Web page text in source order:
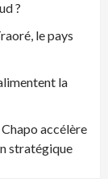
?
le pays
la
accélère
stratégique